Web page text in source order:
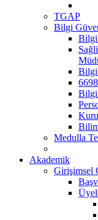
TGAP
Bilgi
Bilgi
Bilgi
Bilgi
Medulla
Akademik
Girişimsel